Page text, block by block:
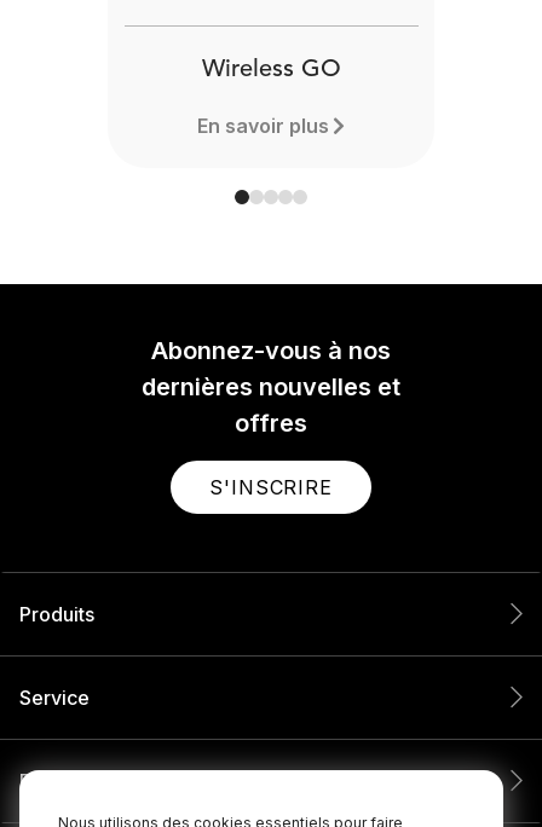
Nous utilisons des cookies essentiels pour faire
Wireless GO
En savoir plus
Abonnez-vous à nos
dernières nouvelles et
offres
S'INSCRIRE
Produits
Service
Entreprise